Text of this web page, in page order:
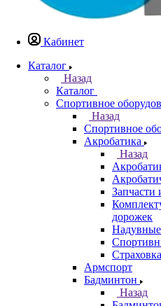
Кабинет
Каталог
Назад
Каталог
Спортивное
Назад
Спортивное
Акробатика
Назад
Запчасти
дорожек
Надувные
Армспорт
Бадминтон
Назад